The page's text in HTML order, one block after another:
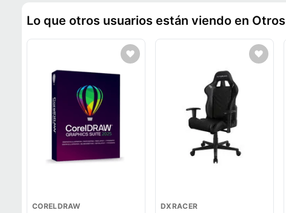
Lo que otros usuarios están viendo en Otros
CORELDRAW DXRACER